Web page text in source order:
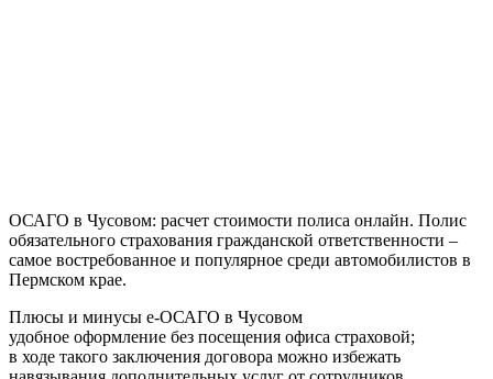
ОСАГО в Чусовом: расчет стоимости полиса онлайн. Полис
обязательного страхования гражданской ответственности –
самое востребованное и популярное среди автомобилистов в
Пермском крае.
Плюсы и минусы e-ОСАГО в Чусовом
удобное оформление без посещения офиса страховой;
в ходе такого заключения договора можно избежать